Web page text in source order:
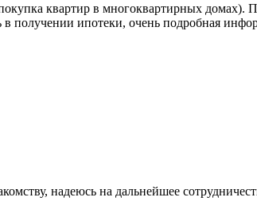
квартир в многоквартирных домах).
в получении ипотеки, очень подробная
надеюсь на дальнейшее